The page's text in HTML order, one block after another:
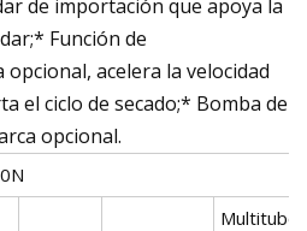
de importación que apoya la
Función de
acelera la velocidad
el ciclo de secado;* Bomba de
opcional.
Multitubo